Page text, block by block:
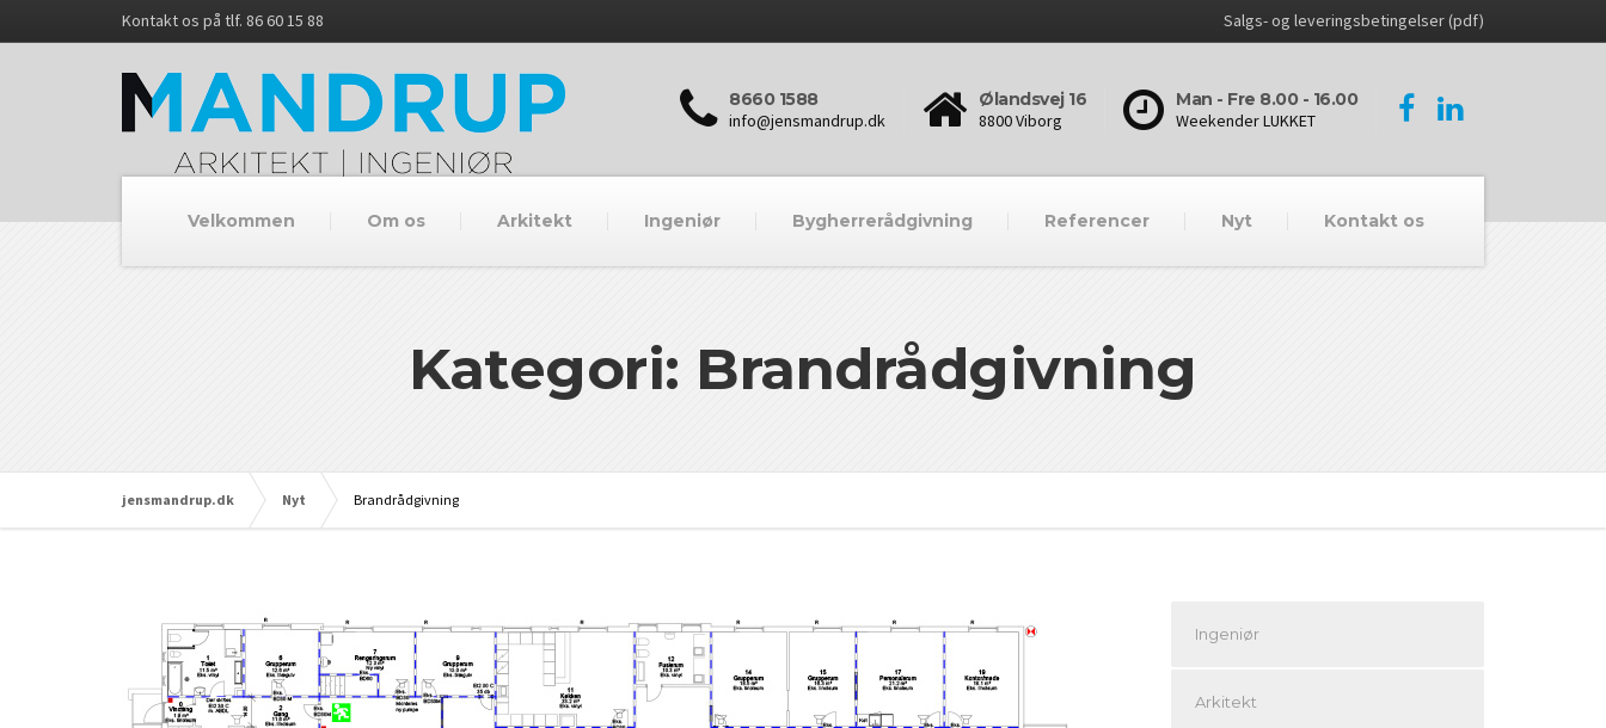
Kontakt os på tlf. 86 60 15 88 Salgs- og leveringsbetingelser (pdf)
8660 1588
info@jensmandrup.dk
Ølandsvej 16
8800 Viborg
Man - Fre 8.00 - 16.00
Weekender LUKKET
Velkommen Om os Arkitekt Ingeniør Bygherrerådgivning Referencer Nyt Kontakt os
Kategori: Brandrådgivning
jensmandrup.dk Nyt Brandrådgivning
Ingeniør
Arkitekt